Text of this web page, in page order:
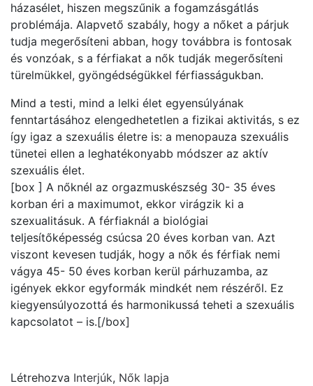
házasélet, hiszen megszűnik a fogamzásgátlás
problémája. Alapvető szabály, hogy a nőket a párjuk
tudja megerősíteni abban, hogy továbbra is fontosak
és vonzóak, s a férfiakat a nők tudják megerősíteni
türelmükkel, gyöngédségükkel férfiasságukban.
Mind a testi, mind a lelki élet egyensúlyának
fenntartásához elengedhetetlen a fizikai aktivitás, s ez
így igaz a szexuális életre is: a menopauza szexuális
tünetei ellen a leghatékonyabb módszer az aktív
szexuális élet.
[box ] A nőknél az orgazmuskészség 30- 35 éves
korban éri a maximumot, ekkor virágzik ki a
szexualitásuk. A férfiaknál a biológiai
teljesítőképesség csúcsa 20 éves korban van. Azt
viszont kevesen tudják, hogy a nők és férfiak nemi
vágya 45- 50 éves korban kerül párhuzamba, az
igények ekkor egyformák mindkét nem részéről. Ez
kiegyensúlyozottá és harmonikussá teheti a szexuális
kapcsolatot – is.[/box]
Létrehozva Interjúk, Nők lapja